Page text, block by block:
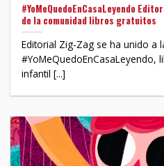
#YoMeQuedoEnCasaLeyendo
de la comunidad libros gratuitos
Editorial Zig-Zag se ha unido a
#YoMeQuedoEnCasaLeyendo,
infantil [...]